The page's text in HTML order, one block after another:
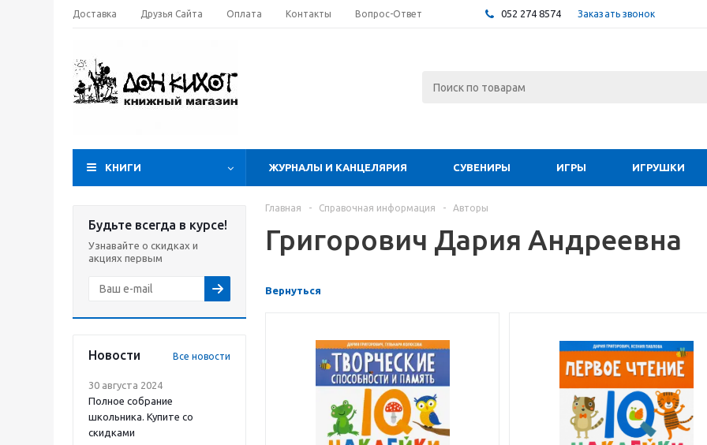
Доставка Друзья Сайта Оплата Контакты Вопрос-Ответ 052 274 8574 Заказать звонок
КНИГИ ЖУРНАЛЫ И КАНЦЕЛЯРИЯ СУВЕНИРЫ ИГРЫ ИГРУШКИ
Будьте всегда в курсе!
Узнавайте о скидках и
акциях первым
Новости Все новости
30 августа 2024
Полное собрание
школьника. Купите со
скидками
Главная - Справочная информация - Авторы
Григорович Дария Андреевна
Вернуться